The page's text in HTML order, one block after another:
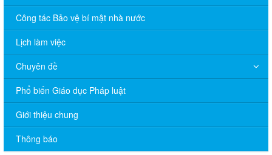
Công tác Bảo vệ bí mật nhà nước
Lịch làm việc
Chuyên đề
Phổ biến Giáo dục Pháp luật
Giới thiệu chung
Thông báo
V/v đề nghị báo cáo hệ thống phân phối, nhãn hiệu hàng hóa
và hoạt động mua bán khí trên địa bàn tỉnh năm 2025 (nhắc lần
2).